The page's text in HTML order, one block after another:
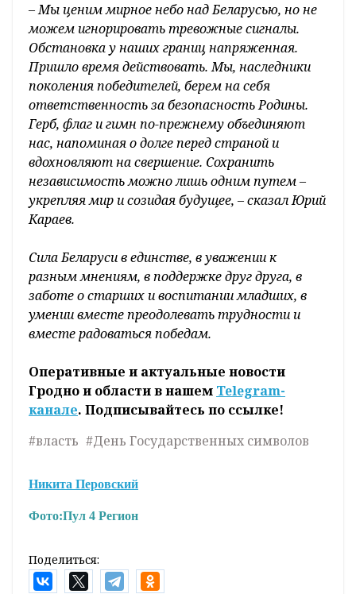
– Мы ценим мирное небо над Беларусью, но не
можем игнорировать тревожные сигналы.
Обстановка у наших границ напряженная.
Пришло время действовать. Мы, наследники
поколения победителей, берем на себя
ответственность за безопасность Родины.
Герб, флаг и гимн по-прежнему объединяют
нас, напоминая о долге перед страной и
вдохновляют на свершение. Сохранить
независимость можно лишь одним путем –
укрепляя мир и созидая будущее, – сказал Юрий
Караев.
Сила Беларуси в единстве, в уважении к
разным мнениям, в поддержке друг друга, в
заботе о старших и воспитании младших, в
умении вместе преодолевать трудности и
вместе радоваться победам.
Оперативные и актуальные новости
Гродно и области в нашем Telegram-
канале. Подписывайтесь по ссылке!
#власть #День Государственных символов
Никита Перовский
Фото:Пул 4 Регион
Поделиться: